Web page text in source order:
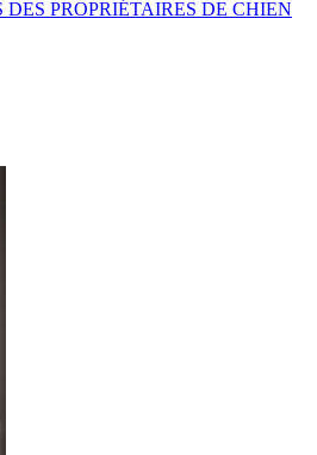
PROPRIÉTAIRES DE CHIEN